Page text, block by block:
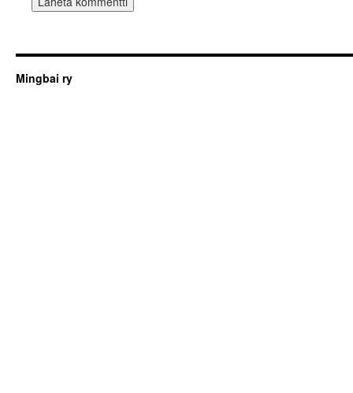
Mingbai ry